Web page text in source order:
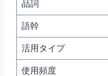
品詞
語幹
活用タイプ
使用頻度